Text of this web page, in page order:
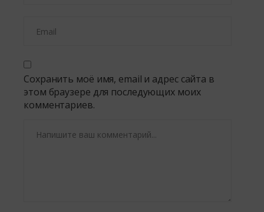
Сохранить моё имя, email и адрес сайта в
этом браузере для последующих моих
комментариев.